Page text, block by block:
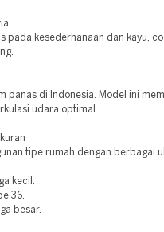
pada kesederhanaan dan kayu,
panas di Indonesia. Model ini
udara optimal.
tipe rumah dengan berbagai
kecil.
36.
besar.